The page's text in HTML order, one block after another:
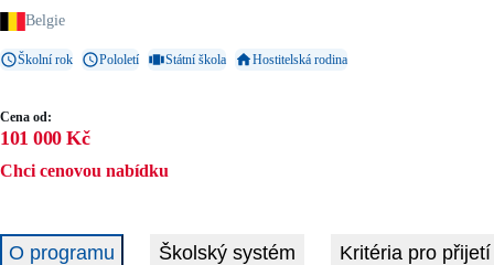
Belgie
Školní rok Pololetí Státní škola Hostitelská rodina
Cena od:
101 000 Kč
Chci cenovou nabídku
O programu Školský systém Kritéria pro přijetí